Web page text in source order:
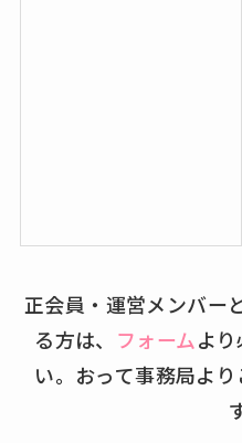
正会員・運営メンバー
る方は、 フォームよ
い。おって事務局よ